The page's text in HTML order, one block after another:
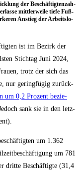
der Beschäf­tig­ten­zah­
mitt­ler­wei­le tie­fe Fuß­
Anstieg der Arbeits­lo­
ist im Bezirk der
Stich­tag Juni 2024,
trotz der sich das
nur gering­fü­gig zurück­
um 0,2 Pro­zent bezie­
sank sie in den letz­
um 1.362
um 781
drit­te Beschäf­tig­te (31,4